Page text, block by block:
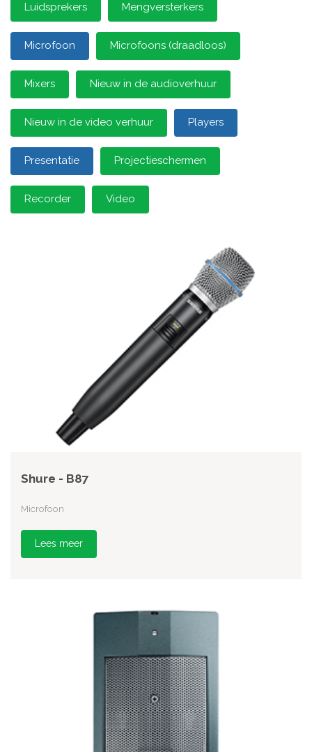
Luidsprekers Mengversterkers
Microfoon Microfoons (draadloos)
Mixers Nieuw in de audioverhuur
Nieuw in de video verhuur Players
Presentatie Projectieschermen
Recorder Video
Shure - B87
Microfoon
Lees meer